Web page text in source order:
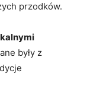
przodków.
‌były z